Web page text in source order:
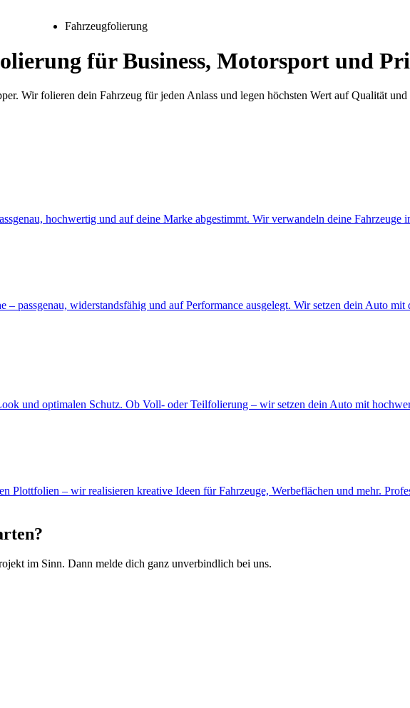
Fahrzeugfolierung
für Business, Motorsport und
Wir folieren dein Fahrzeug für jeden Anlass und legen höchsten Wert auf Qualität
hochwertig und auf deine Marke abgestimmt. Wir verwandeln deine Fahrzeuge
passgenau, widerstandsfähig und auf Performance ausgelegt. Wir setzen dein Auto
und optimalen Schutz. Ob Voll- oder Teilfolierung – wir setzen dein Auto mit
Plottfolien – wir realisieren kreative Ideen für Fahrzeuge, Werbeflächen und mehr.
im Sinn. Dann melde dich ganz unverbindlich bei uns.